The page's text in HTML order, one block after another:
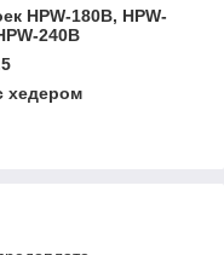
HPW-180B, HPW-
240B
хедером